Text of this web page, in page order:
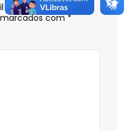
será publicado.
marcados com*